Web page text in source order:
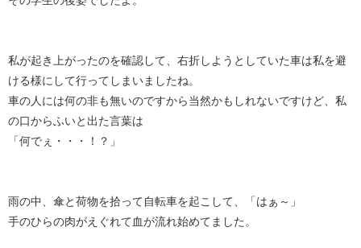
私が起き上がったのを確認して、右折しようとしていた車は私を避
ける様にして行ってしまいましたね。
車の人には何の非も無いのですから当然かもしれないですけど、私
の口からふいと出た言葉は
「何でぇ・・・！？」
雨の中、傘と荷物を拾って自転車を起こして、「はぁ～」
手のひらの肉がえぐれて血が流れ始めてました。